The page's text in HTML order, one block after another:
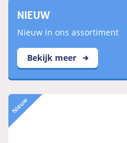
NIEUW
Nieuw in ons assortiment
Bekijk meer